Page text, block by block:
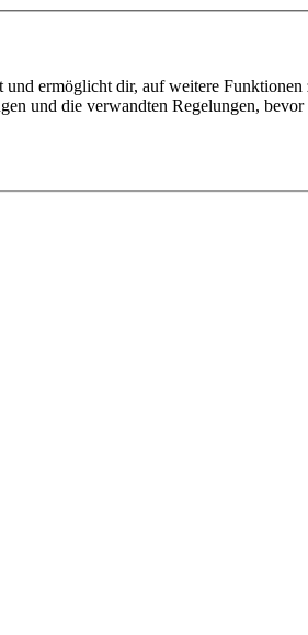
ermöglicht dir, auf weitere
und die verwandten Regelungen,